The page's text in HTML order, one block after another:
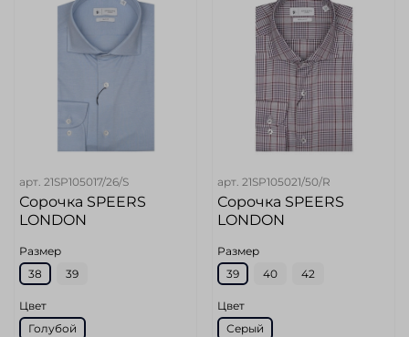
арт. 21SP105017/26/S
Сорочка SPEERS
LONDON
Размер
38
39
Цвет
Голубой
арт. 21SP105021/50/R
Сорочка SPEERS
LONDON
Размер
39
40 42
Цвет
Серый